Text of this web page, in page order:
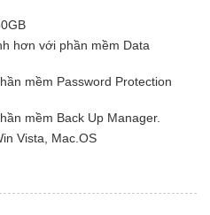
hơn với phần mềm Data
mềm Password Protection
mềm Back Up Manager.
Vista, Mac.OS